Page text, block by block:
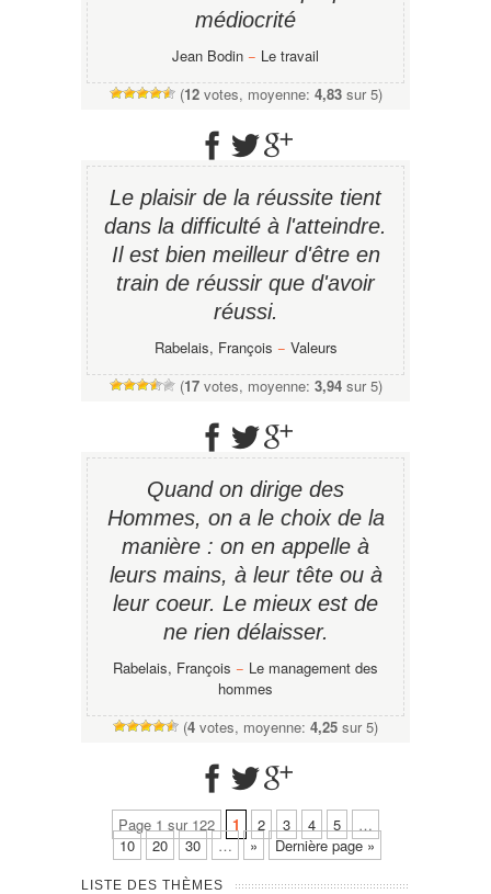
médiocrité
Jean Bodin − Le travail
(12votes, moyenne: 4,83sur 5)
Le plaisir de la réussite tient
dans la difficulté à l'atteindre.
Il est bien meilleur d'être en
train de réussir que d'avoir
réussi.
Rabelais, François − Valeurs
(17votes, moyenne: 3,94sur 5)
Quand on dirige des
Hommes, on a le choix de la
manière : on en appelle à
leurs mains, à leur tête ou à
leur coeur. Le mieux est de
ne rien délaisser.
Rabelais, François − Le management des
hommes
(4 votes, moyenne: 4,25 sur 5)
Page 1 sur 122 1 2 3 4 5
…
10
20 30 … » Dernière page »
LISTE DES THÈMES